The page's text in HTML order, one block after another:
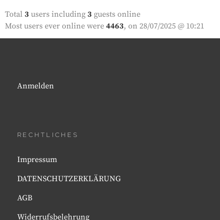
Total 3 users including 3 guests online
Most users ever online were 4463, on 28/07/2025 @ 10:21
Anmelden
RECHTLICHES
Impressum
DATENSCHUTZERKLÄRUNG
AGB
Widerrufsbelehrung